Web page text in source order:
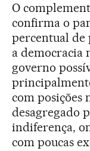
O
confirma o
percentual de
a democracia
governo
com posições
desagregado
indiferença,
com poucas